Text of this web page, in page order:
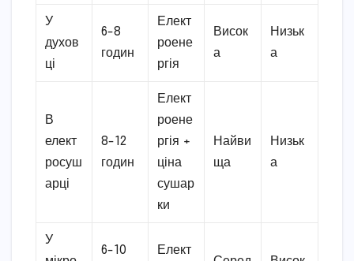
У
духов
ці
6-8
годин
Елект
роене
ргія
Висок
а
Низьк
а
В
елект
росуш
арці
8-12
годин
Елект
роене
ргія +
ціна
сушар
ки
Найви
ща
Низьк
а
У
6-10
Елект